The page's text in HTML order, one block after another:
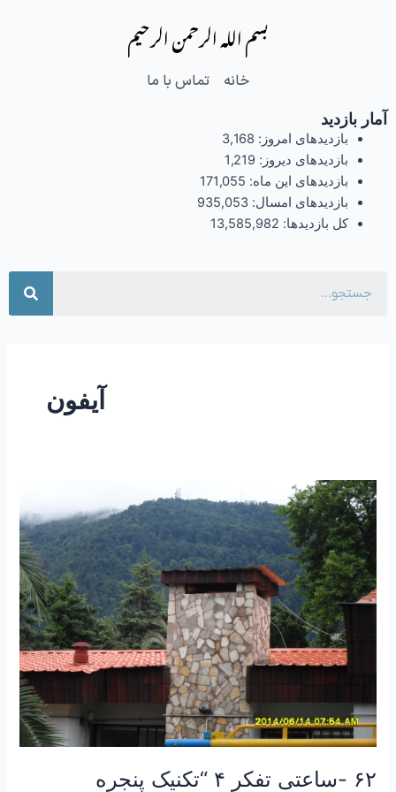
بسم الله الرحمن الرحیم
خانه تماس با ما
آمار بازدید
بازدیدهای امروز: 3,168
بازدیدهای دیروز: 1,219
بازدیدهای این ماه: 171,055
بازدیدهای امسال: 935,053
کل بازدیدها: 13,585,982
آیفون
۶۲ -ساعتی تفکر ۴ “تکنیک پنجره
۶۲
-ساعتی
تفکر
“تکنیک
پنجره
جوهری”